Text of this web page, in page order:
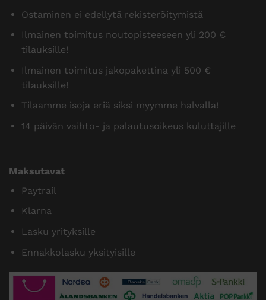
Ostaminen ei edellytä rekisteröitymistä
Ilmainen toimitus noutopisteeseen yli 200 €
tilauksille!
Ilmainen toimitus jakopakettina yli 500 €
tilauksille!
Tilaamme isoja eriä siksi myymme halvalla!
14 päivän vaihto- ja palautusoikeus kuluttajille
Maksutavat
Paytrail
Klarna
Lasku yrityksille
Ennakkolasku yksityisille